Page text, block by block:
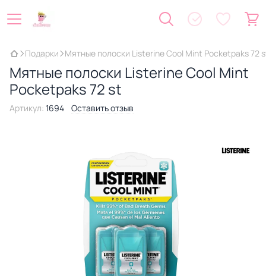
Подарки Мятные полоски Listerine Cool Mint Pocketpaks 72
Мятные полоски Listerine Cool Mint
Pocketpaks 72 st
Артикул: 1694 Оставить отзыв